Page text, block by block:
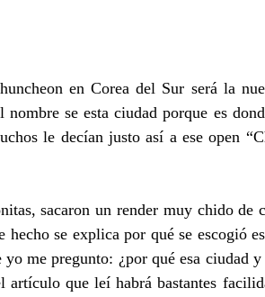
en Corea del Sur será la
se esta ciudad porque es
le decían justo así a ese open
sacaron un render muy chido de
se explica por qué se escogió
me pregunto: ¿por qué esa ciudad
que leí habrá bastantes